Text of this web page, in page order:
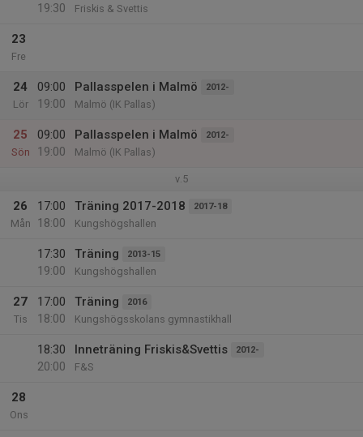
19:30
Friskis & Svettis
23
Fre
24
Lör
09:00
19:00
Pallasspelen i Malmö 2012-
Malmö (IK Pallas)
25
Sön
09:00
19:00
Pallasspelen i Malmö 2012-
Malmö (IK Pallas)
v.5
26
Mån
17:00
18:00
Träning 2017-2018 2017-18
Kungshögshallen
17:30
19:00
Träning 2013-15
Kungshögshallen
27
Tis
17:00
18:00
Träning 2016
Kungshögsskolans gymnastikhall
18:30
20:00
Inneträning Friskis&Svettis 2012-
F&S
28
Ons